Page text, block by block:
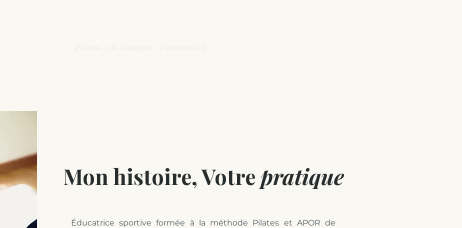
Mon histoire, Votrepratique
Éducatrice sportive formée à la méthode Pilates et APOR de